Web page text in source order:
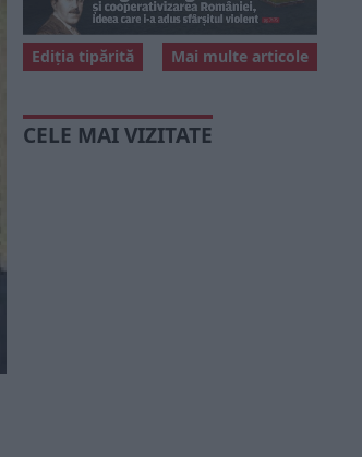
Mai multe articole
Ediția tipărită
CELE MAI VIZITATE